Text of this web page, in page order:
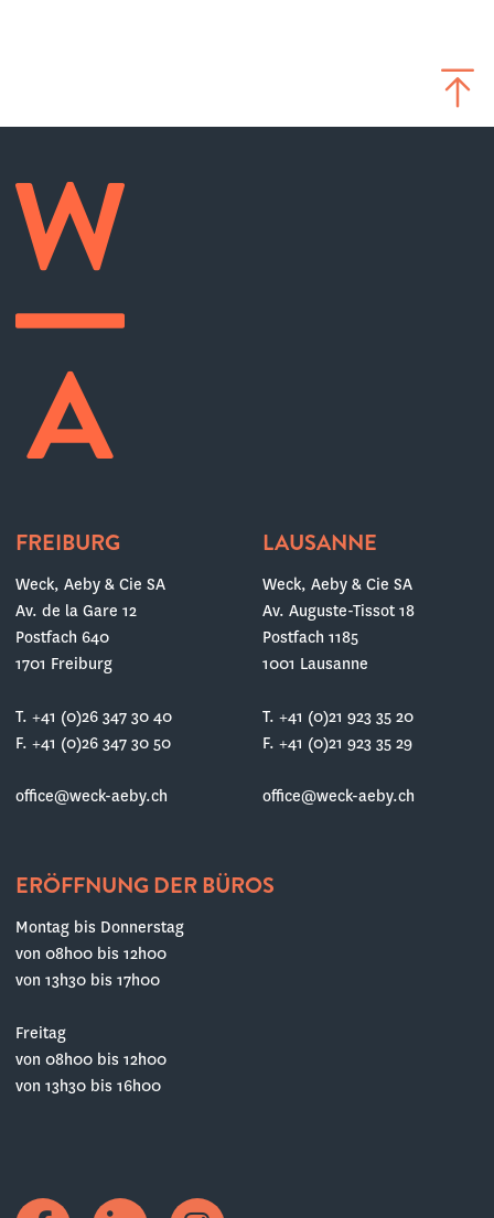
FREIBURG
Weck, Aeby & Cie SA
Av. de la Gare 12
Postfach 640
1701 Freiburg
T. +41 (0)26 347 30 40
F. +41 (0)26 347 30 50
office@weck-aeby.ch
LAUSANNE
Weck, Aeby & Cie SA
Av. Auguste-Tissot 18
Postfach 1185
1001 Lausanne
T. +41 (0)21 923 35 20
F. +41 (0)21 923 35 29
office@weck-aeby.ch
ERÖFFNUNG DER BÜROS
Montag bis Donnerstag
von 08h00 bis 12h00
von 13h30 bis 17h00
Freitag
von 08h00 bis 12h00
von 13h30 bis 16h00